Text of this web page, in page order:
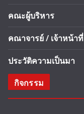
คณะผู้บริหาร
คณาจารย์ / เจ้าหน้าที่
ประวัติความเป็นมา
กิจกรรม